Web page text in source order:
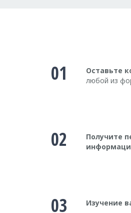
01 Оставьте
любой из
02
Получите
03 Изучение